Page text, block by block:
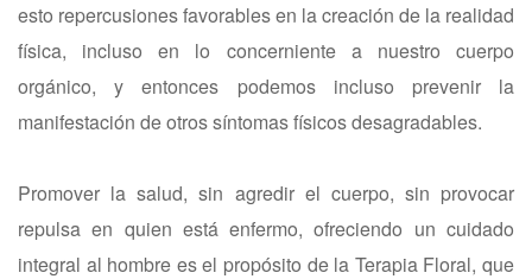
esto repercusiones favorables en la creación de la realidad
física, incluso en lo concerniente a nuestro cuerpo
orgánico, y entonces podemos incluso prevenir la
manifestación de otros síntomas físicos desagradables.
Promover la salud, sin agredir el cuerpo, sin provocar
repulsa en quien está enfermo, ofreciendo un cuidado
integral al hombre es el propósito de la Terapia Floral, que